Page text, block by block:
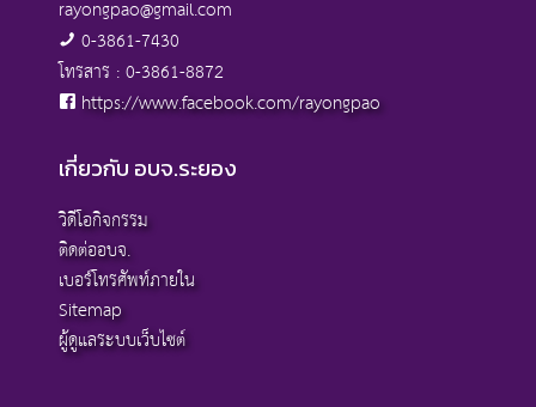
rayongpao@gmail.com
0-3861-7430
โทรสาร : 0-3861-8872
https://www.facebook.com/rayongpao
เกี่ยวกับ อบจ.ระยอง
วิดีโอกิจกรรม
ติดต่ออบจ.
เบอร์โทรศัพท์ภายใน
Sitemap
ผู้ดูแลระบบเว็บไซต์